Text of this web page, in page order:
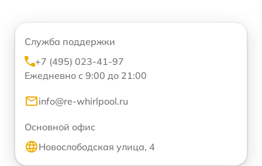
Служба поддержки
+7 (495) 023-41-97
Ежедневно с 9:00 до 21:00
info@re-whirlpool.ru
Основной офис
Новослободская улица, 4